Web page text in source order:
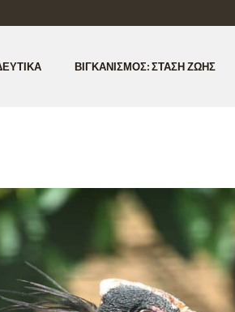
ΒΙΓΚΑΝΙΣΜΌΣ: ΣΤΆΣΗ ΖΩΉΣ